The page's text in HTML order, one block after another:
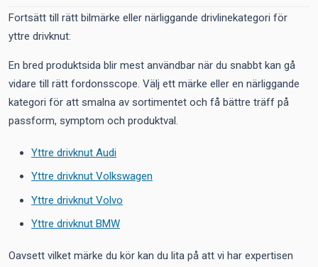
Fortsätt till rätt bilmärke eller närliggande drivlinekategori för
yttre drivknut:
En bred produktsida blir mest användbar när du snabbt kan gå
vidare till rätt fordonsscope. Välj ett märke eller en närliggande
kategori för att smalna av sortimentet och få bättre träff på
passform, symptom och produktval.
Yttre drivknut Audi
Yttre drivknut Volkswagen
Yttre drivknut Volvo
Yttre drivknut BMW
Oavsett vilket märke du kör kan du lita på att vi har expertisen